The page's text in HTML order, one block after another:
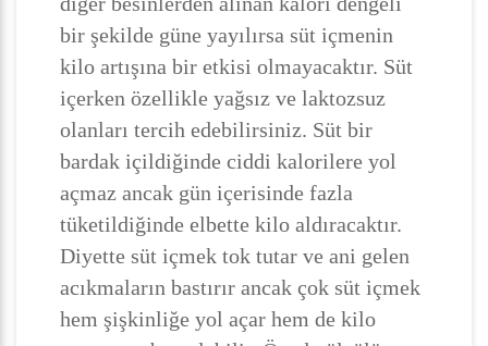
bir şekilde güne yayılırsa süt içmenin
kilo artışına bir etkisi olmayacaktır. Süt
içerken özellikle yağsız ve laktozsuz
olanları tercih edebilirsiniz. Süt bir
bardak içildiğinde ciddi kalorilere yol
açmaz ancak gün içerisinde fazla
tüketildiğinde elbette kilo aldıracaktır.
Diyette süt içmek tok tutar ve ani gelen
acıkmaların bastırır ancak çok süt içmek
hem şişkinliğe yol açar hem de kilo